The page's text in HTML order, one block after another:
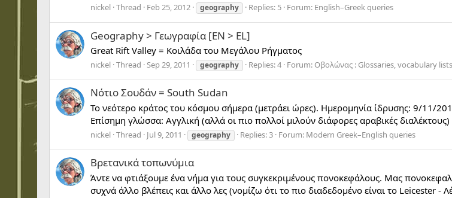
nickel Thread Feb 25, 2012 geography Replies: 5 Forum: English–Greek queries
Geography > Γεωγραφία [EN > EL]
Great Rift Valley = Κοιλάδα του Μεγάλου Ρήγματος
nickel Thread Sep 29, 2011 geography Replies: 4 Forum: Οβολώνας : Glossaries, vocabulary
Νότιο Σουδάν = South Sudan
Το νεότερο κράτος του κόσμου σήμερα (μετράει ώρες). Ημερομηνία ίδρυσης: 9/11/
Επίσημη γλώσσα: Αγγλική (αλλά οι πιο πολλοί μιλούν διάφορες αραβικές
nickel Thread Jul 9, 2011 geography Replies: 3 Forum: Modern Greek–English queries
Βρετανικά τοπωνύμια
Άντε να φτιάξουμε ένα νήμα για τους συγκεκριμένους πονοκεφάλους. Μας
συχνά άλλο βλέπεις και άλλο λες (νομίζω ότι το πιο διαδεδομένο είναι το Leicester